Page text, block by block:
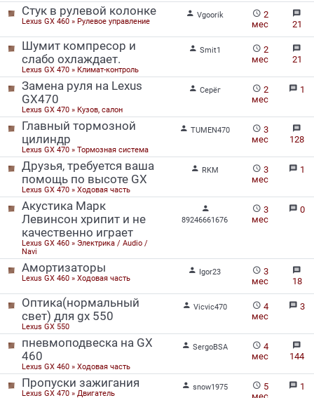
Стук в рулевой колонке
Lexus GX 460 » Рулевое управление
 Vgoorik  2
мес
message
21
Шумит компресор и
слабо охлаждает.
Lexus GX 470 » Климат-контроль
 Smit1  2
мес
message
21
Замена руля на Lexus
GX470
Lexus GX 470 » Кузов, салон
 Серёг  2
мес
message 1
Главный тормозной
цилиндр
Lexus GX 470 » Тормозная система
 TUMEN470  3
мес
message
128
Друзья, требуется ваша
помощь по высоте GX
Lexus GX 470 » Ходовая часть
 RKM  3
мес
message 1
Акустика Марк
Левинсон хрипит и не
качественно играет
Lexus GX 460 » Электрика / Audio /
Navi

89246661676
 3
мес
message 0
Амортизаторы
Lexus GX 460 » Ходовая часть
 Igor23  3
мес
message
18
Оптика(нормальный
свет) для gx 550
Lexus GX 550
 Vicvic470  4
мес
message 3
пневмоподвеска на GX
460
Lexus GX 460 » Ходовая часть
 SergoBSA  4
мес
message
144
Пропуски зажигания
Lexus GX 470 » Двигатель
 snow1975  5
message 1